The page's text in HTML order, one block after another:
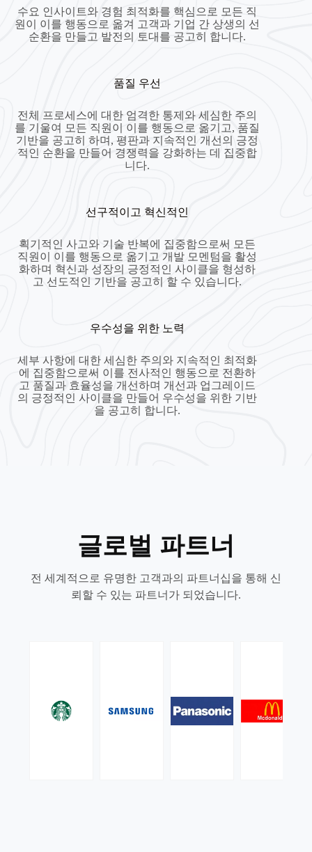
수요 인사이트와 경험 최적화를 핵심으로 모든 직
원이 이를 행동으로 옮겨 고객과 기업 간 상생의 선
순환을 만들고 발전의 토대를 공고히 합니다.
품질 우선
전체 프로세스에 대한 엄격한 통제와 세심한 주의
를 기울여 모든 직원이 이를 행동으로 옮기고, 품질
기반을 공고히 하며, 평판과 지속적인 개선의 긍정
적인 순환을 만들어 경쟁력을 강화하는 데 집중합
니다.
선구적이고 혁신적인
획기적인 사고와 기술 반복에 집중함으로써 모든
직원이 이를 행동으로 옮기고 개발 모멘텀을 활성
화하며 혁신과 성장의 긍정적인 사이클을 형성하
고 선도적인 기반을 공고히 할 수 있습니다.
우수성을 위한 노력
세부 사항에 대한 세심한 주의와 지속적인 최적화
에 집중함으로써 이를 전사적인 행동으로 전환하
고 품질과 효율성을 개선하며 개선과 업그레이드
의 긍정적인 사이클을 만들어 우수성을 위한 기반
을 공고히 합니다.
글로벌 파트너
전 세계적으로 유명한 고객과의 파트너십을 통해 신
뢰할 수 있는 파트너가 되었습니다.